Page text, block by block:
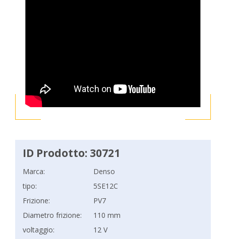
ID Prodotto: 30721
Marca:
Denso
tipo:
5SE12C
Frizione:
PV7
Diametro frizione:
110 mm
voltaggio:
12 V